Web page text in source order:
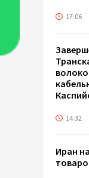
17:06
14:32
Иран